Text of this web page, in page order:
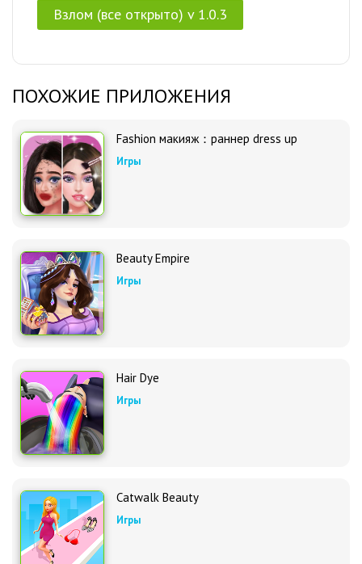
Взлом (все открыто) v 1.0.3
ПОХОЖИЕ ПРИЛОЖЕНИЯ
Fashion макияж：раннер dress up
Игры
Beauty Empire
Игры
Hair Dye
Игры
Catwalk Beauty
Игры